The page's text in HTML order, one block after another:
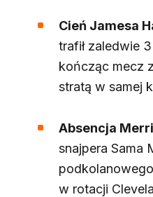
Cień Jamesa
trafił zaledwie
kończąc mecz
stratą w samej
Absencja
snajpera Sama
w rotacji